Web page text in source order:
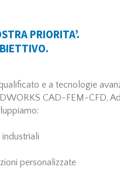
PRIORITA’.
e a tecnologie
CAD-FEM-CFD,
personalizzate